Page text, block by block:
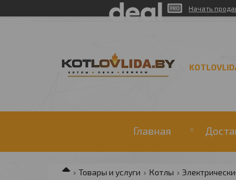
Начать
Главная
Товары и услуги Котлы